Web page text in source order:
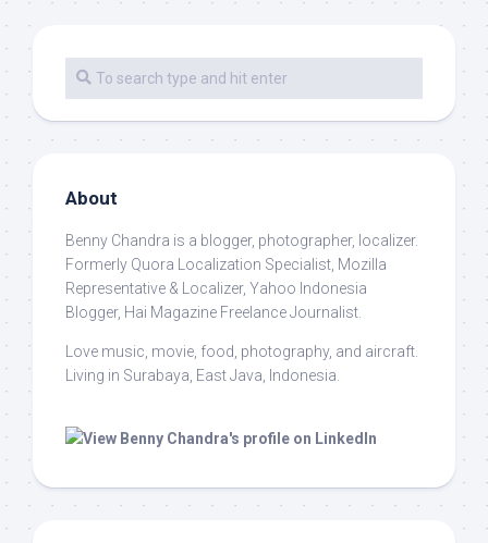
About
Benny Chandra is a blogger, photographer, localizer.
Formerly Quora Localization Specialist, Mozilla
Representative & Localizer, Yahoo Indonesia
Blogger, Hai Magazine Freelance Journalist.
Love music, movie, food, photography, and aircraft.
Living in Surabaya, East Java, Indonesia.